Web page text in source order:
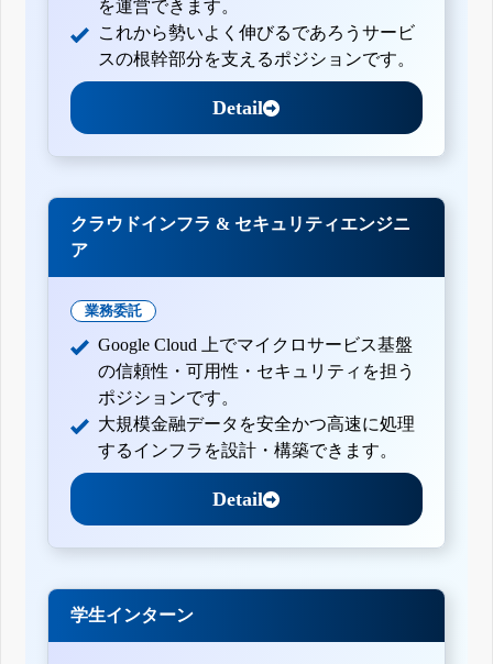
を運営できます。
これから勢いよく伸びるであろうサービ
スの根幹部分を支えるポジションです。
Detail
クラウドインフラ & セキュリティエンジニ
ア
業務委託
Google Cloud 上でマイクロサービス基盤
の信頼性・可用性・セキュリティを担う
ポジションです。
大規模金融データを安全かつ高速に処理
するインフラを設計・構築できます。
Detail
学生インターン